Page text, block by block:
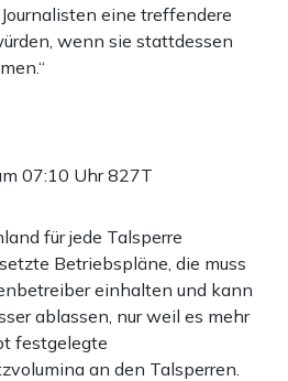
eine treffendere
wenn sie stattdessen
07:10 Uhr827T
für jede Talsperre
Betriebspläne, die muss
einhalten und kann
ablassen, nur weil es mehr
festgelegte
an den Talsperren.